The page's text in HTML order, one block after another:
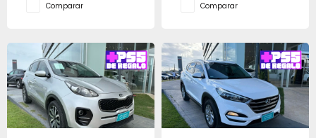
Comparar Comparar